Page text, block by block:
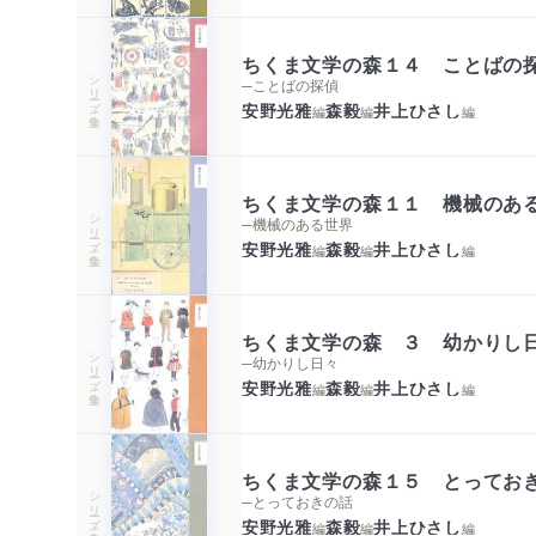
シリーズ・全集
ちくま文学の森１４ ことばの
─ことばの探偵
安野光雅編森毅編井上ひさし編
シリーズ・全集
ちくま文学の森１１ 機械のあ
─機械のある世界
安野光雅編森毅編井上ひさし編
シリーズ・全集
ちくま文学の森 ３ 幼かりし
─幼かりし日々
安野光雅編森毅編井上ひさし編
シリーズ・全集
ちくま文学の森１５ とってお
─とっておきの話
安野光雅編森毅編井上ひさし編